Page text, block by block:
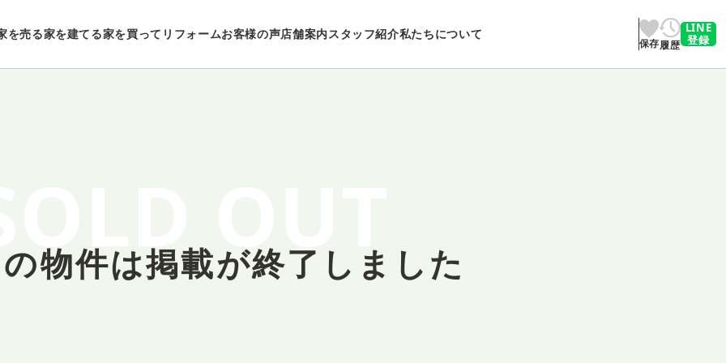
を売る家を建てる家を買ってリフォームお客様の声店舗案内スタッフ紹介私たちについて
保存履歴
LINE
登録
物件は掲載が終了しました